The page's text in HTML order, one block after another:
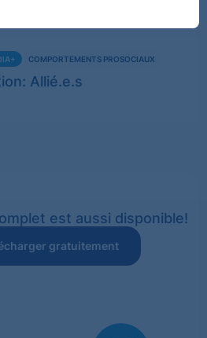
COMPORTEMENTS PROSOCIAUX
Allié.e.s
est aussi disponible!
gratuitement